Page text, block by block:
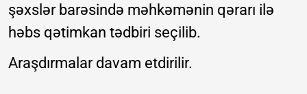
şəxslər barəsində məhkəmənin qərarı ilə
həbs qətimkan tədbiri seçilib.
Araşdırmalar davam etdirilir.